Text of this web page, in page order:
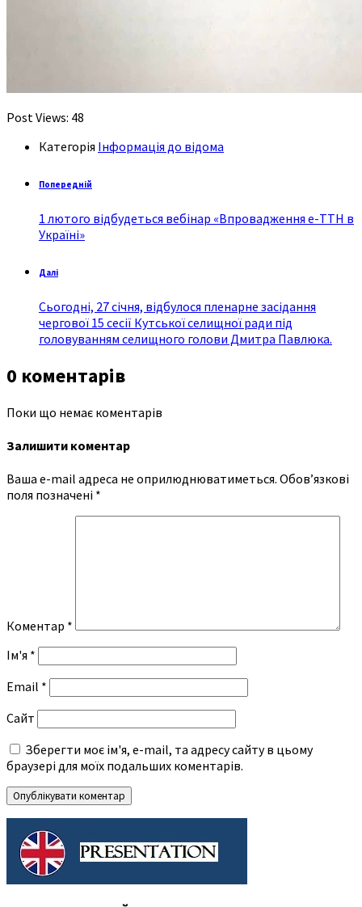
Post Views: 48
Категорія Інформація до відома
Попередній
1 лютого відбудеться вебінар «Впровадження е-ТТН в
Україні»
Далі
Сьогодні, 27 січня, відбулося пленарне засідання
чергової 15 сесії Кутської селищної ради під
головуванням селищного голови Дмитра Павлюка.
0 коментарів
Поки що немає коментарів
Залишити коментар
Ваша e-mail адреса не оприлюднюватиметься. Обов’язкові
поля позначені *
Коментар *
Ім'я *
Email *
Сайт
Зберегти моє ім'я, e-mail, та адресу сайту в цьому
браузері для моїх подальших коментарів.